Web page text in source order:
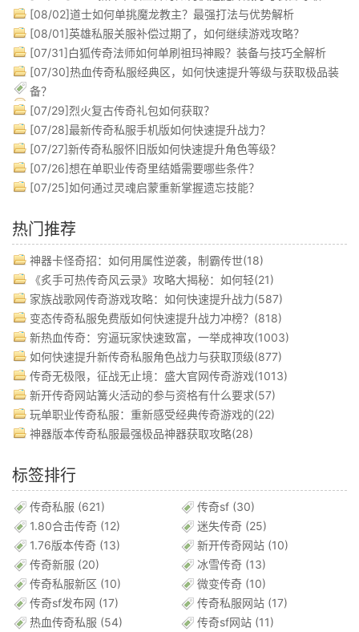
[08/02]道士如何单挑魔龙教主？最强打法与优势解析
[08/01]英雄私服关服补偿过期了，如何继续游戏攻略？
[07/31]白狐传奇法师如何单刷祖玛神殿？装备与技巧全解析
[07/30]热血传奇私服经典区，如何快速提升等级与获取极品装
备？
[07/29]烈火复古传奇礼包如何获取？
[07/28]最新传奇私服手机版如何快速提升战力？
[07/27]新传奇私服怀旧版如何快速提升角色等级？
[07/26]想在单职业传奇里结婚需要哪些条件？
[07/25]如何通过灵魂启蒙重新掌握遗忘技能？
热门推荐
神器卡怪奇招：如何用属性逆袭，制霸传世(18)
《炙手可热传奇风云录》攻略大揭秘：如何轻(21)
家族战歌网传奇游戏攻略：如何快速提升战力(587)
变态传奇私服免费版如何快速提升战力冲榜？(818)
新热血传奇：穷逼玩家快速致富，一举成神攻(1003)
如何快速提升新传奇私服角色战力与获取顶级(877)
传奇无极限，征战无止境：盛大官网传奇游戏(1013)
新开传奇网站篝火活动的参与资格有什么要求(57)
玩单职业传奇私服：重新感受经典传奇游戏的(22)
神器版本传奇私服最强极品神器获取攻略(28)
标签排行
传奇私服 (621) 传奇sf (30)
1.80合击传奇 (12) 迷失传奇 (25)
1.76版本传奇 (13) 新开传奇网站 (10)
传奇新服 (20) 冰雪传奇 (13)
传奇私服新区 (10) 微变传奇 (10)
传奇sf发布网 (17) 传奇私服网站 (17)
热血传奇私服 (54) 传奇sf网站 (11)